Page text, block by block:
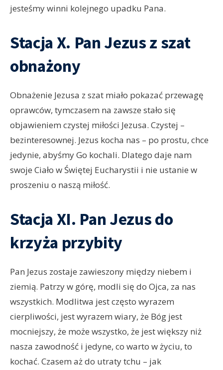
jesteśmy winni kolejnego upadku Pana.
Stacja X. Pan Jezus z szat
obnażony
Obnażenie Jezusa z szat miało pokazać przewagę
oprawców, tymczasem na zawsze stało się
objawieniem czystej miłości Jezusa. Czystej –
bezinteresownej. Jezus kocha nas – po prostu, chce
jedynie, abyśmy Go kochali. Dlatego daje nam
swoje Ciało w Świętej Eucharystii i nie ustanie w
proszeniu o naszą miłość.
Stacja XI. Pan Jezus do
krzyża przybity
Pan Jezus zostaje zawieszony między niebem i
ziemią. Patrzy w górę, modli się do Ojca, za nas
wszystkich. Modlitwa jest często wyrazem
cierpliwości, jest wyrazem wiary, że Bóg jest
mocniejszy, że może wszystko, że jest większy niż
nasza zawodność i jedyne, co warto w życiu, to
kochać. Czasem aż do utraty tchu – jak